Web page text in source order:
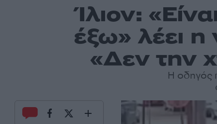
Ίλιον:
έξω» λέει
«Δεν την
Η οδηγός